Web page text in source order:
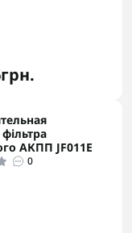
АКПП JF011E
0